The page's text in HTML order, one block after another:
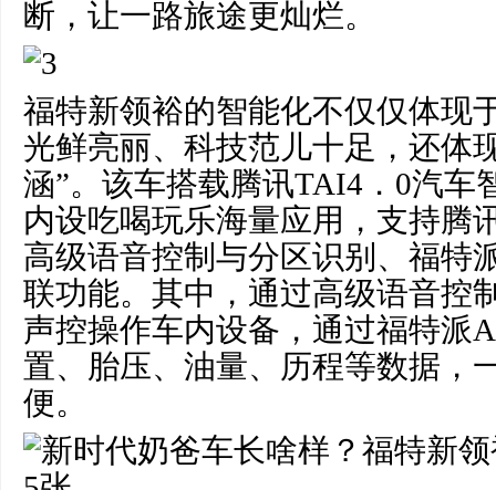
断，让一路旅途更灿烂。
福特新领裕的智能化不仅仅体现
光鲜亮丽、科技范儿十足，还体
涵”。该车搭载腾讯TAI4．0汽车
内设吃喝玩乐海量应用，支持腾
高级语音控制与分区识别、福特
联功能。其中，通过高级语音控
声控操作车内设备，通过福特派
置、胎压、油量、历程等数据，
便。